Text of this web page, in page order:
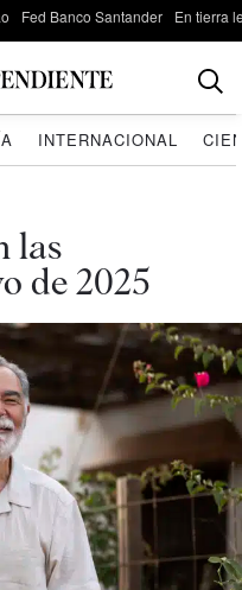
Fed Banco Santander En tierra
INTERNACIONAL
las
de 2025